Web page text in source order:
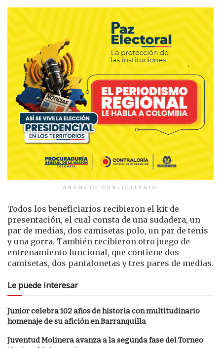
ANUNCIO PUBLICITARIO
Todos los beneficiarios recibieron el kit de
presentación, el cual consta de una sudadera, un
par de medias, dos camisetas polo, un par de tenis
y una gorra. También recibieron otro juego de
entrenamiento funcional, que contiene dos
camisetas, dos pantalonetas y tres pares de medias.
Le puede interesar
Junior celebra 102 años de historia con multitudinario
homenaje de su afición en Barranquilla
Juventud Molinera avanza a la segunda fase del Torneo